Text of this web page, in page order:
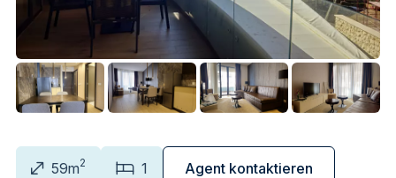
59m2 1 Agent kontaktieren